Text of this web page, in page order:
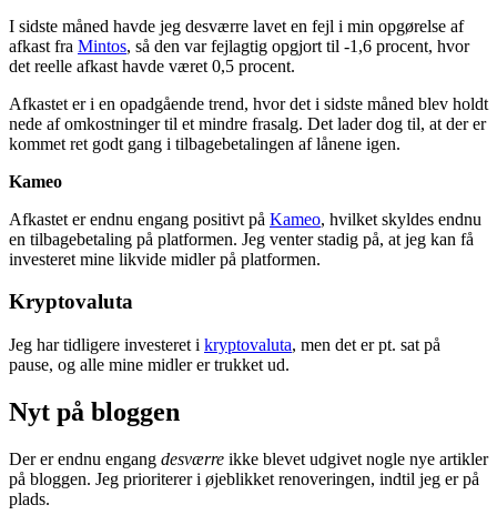
I sidste måned havde jeg desværre lavet en fejl i min opgørelse af
afkast fra Mintos, så den var fejlagtig opgjort til -1,6 procent, hvor
det reelle afkast havde været 0,5 procent.
Afkastet er i en opadgående trend, hvor det i sidste måned blev holdt
nede af omkostninger til et mindre frasalg. Det lader dog til, at der er
kommet ret godt gang i tilbagebetalingen af lånene igen.
Kameo
Afkastet er endnu engang positivt på Kameo, hvilket skyldes endnu
en tilbagebetaling på platformen. Jeg venter stadig på, at jeg kan få
investeret mine likvide midler på platformen.
Kryptovaluta
Jeg har tidligere investeret i kryptovaluta, men det er pt. sat på
pause, og alle mine midler er trukket ud.
Nyt på bloggen
Der er endnu engang desværre ikke blevet udgivet nogle nye artikler
på bloggen. Jeg prioriterer i øjeblikket renoveringen, indtil jeg er på
plads.